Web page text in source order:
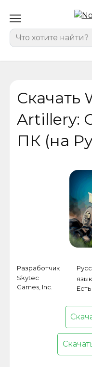
содержанию
Скачать
Artillery:
ПК (на
Разработчик
Skytec
Games, Inc.
язык
Есть